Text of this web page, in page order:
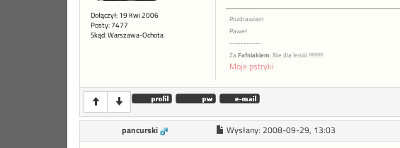
Dołączył: 19 Kwi 2006
Posty: 7477
Skąd: Warszawa-Ochota
Pozdrawiam
Paweł
-----------
Za Fafniakiem: Nie dla leniiii !!!!!!!!!!
Moje pstryki
pancurski Wysłany: 2008-09-29, 13:03